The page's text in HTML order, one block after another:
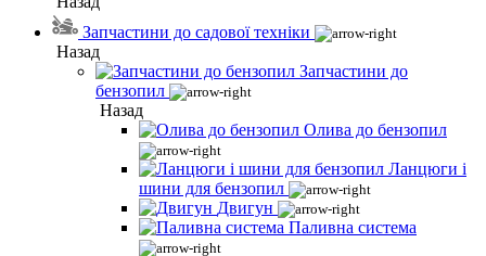
Запчастини до садової техніки
Назад
Запчастини до
бензопил
Назад
Олива до бензопил
Ланцюги і
шини для бензопил
Двигун
Паливна система